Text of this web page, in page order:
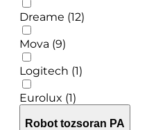
Dreame (12)
Mova (9)
Logitech (1)
Eurolux (1)
Robot tozsoran PA